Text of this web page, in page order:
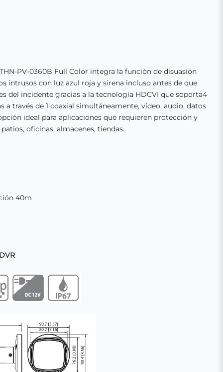
PV-0360B Full Color integra la función de disuasión
intrusos con luz azul roja y sirena incluso antes de que
del incidente gracias a la tecnología HDCVI que soporta4
a través de 1 coaxial simultáneamente, vídeo, audio, datos
ideal para aplicaciones que requieren protección y
oficinas, almacenes, tiendas.
40m